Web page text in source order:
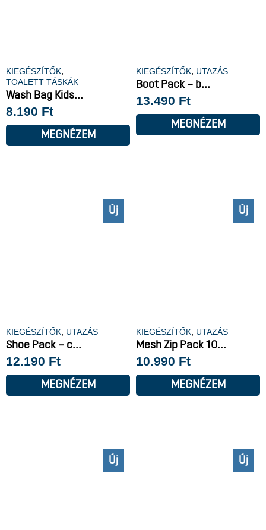
KIEGÉSZÍTŐK,
TOALETT TÁSKÁK
Wash Bag Kids...
8.190 Ft
MEGNÉZEM
KIEGÉSZÍTŐK, UTAZÁS
Boot Pack – b...
13.490 Ft
MEGNÉZEM
Új
KIEGÉSZÍTŐK, UTAZÁS
Shoe Pack – c...
12.190 Ft
MEGNÉZEM
Új
KIEGÉSZÍTŐK, UTAZÁS
Mesh Zip Pack 10...
10.990 Ft
MEGNÉZEM
Új Új